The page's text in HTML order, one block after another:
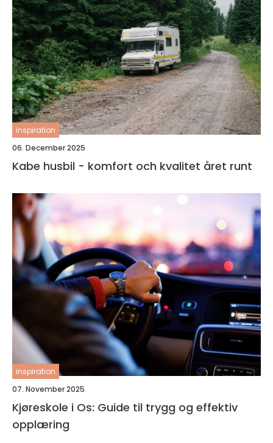
inspiration
06. December 2025
Kabe husbil - komfort och kvalitet året runt
inspiration
07. November 2025
Kjøreskole i Os: Guide til trygg og effektiv
opplæring